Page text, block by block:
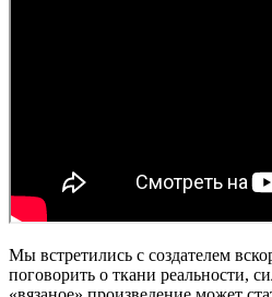
Мы встретились с создателем
поговорить о ткани реальности,